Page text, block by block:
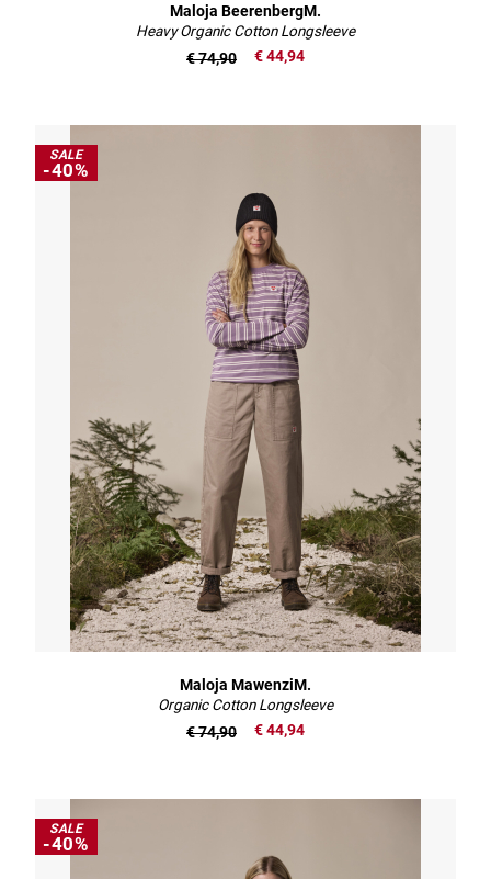
Maloja BeerenbergM.
Heavy Organic Cotton Longsleeve
€ 44,94
€ 74,90
SALE
-40%
Maloja MawenziM.
Organic Cotton Longsleeve
€ 44,94
€ 74,90
SALE
-40%